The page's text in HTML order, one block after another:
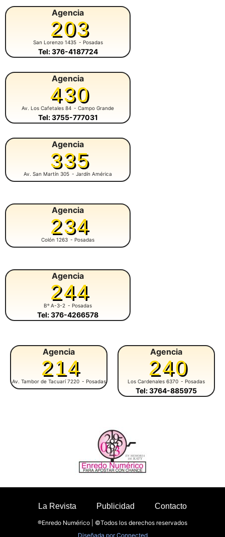
Agencia
203
San Lorenzo 1435 - Posadas
Tel: 376-4187724
Agencia
430
Av. Los Cafetales 84 - Campo Grande
Tel: 3755-777031
Agencia
335
Av. San Martín 305 - Jardín América
Agencia
234
Colón 1263 - Posadas
Agencia
244
Bº A-3-2 - Posadas
Tel: 376-4266578
Agencia
214
Av. Tambor de Tacuarí 7220 - Posadas
Agencia
240
Los Cardenales 6370 - Posadas
Tel: 3764-885975
La Revista Publicidad Contacto
®Enredo Numérico | ©Todos los derechos reservados
Diseñada porConnected